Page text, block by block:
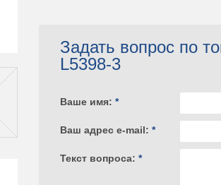
Задать вопрос по
L5398-3
Ваше имя: *
Ваш адрес e-mail: *
Текст вопроса: *